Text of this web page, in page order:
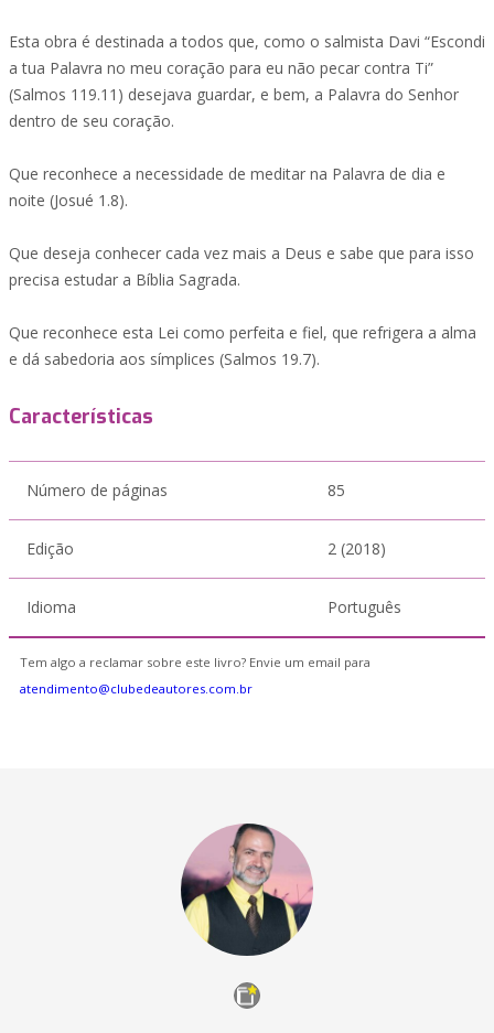
Esta obra é destinada a todos que, como o salmista Davi “Escondi
a tua Palavra no meu coração para eu não pecar contra Ti”
(Salmos 119.11) desejava guardar, e bem, a Palavra do Senhor
dentro de seu coração.
Que reconhece a necessidade de meditar na Palavra de dia e
noite (Josué 1.8).
Que deseja conhecer cada vez mais a Deus e sabe que para isso
precisa estudar a Bíblia Sagrada.
Que reconhece esta Lei como perfeita e fiel, que refrigera a alma
e dá sabedoria aos símplices (Salmos 19.7).
Características
Número de páginas 85
Edição 2 (2018)
Idioma Português
Tem algo a reclamar sobre este livro? Envie um email para
atendimento@clubedeautores.com.br